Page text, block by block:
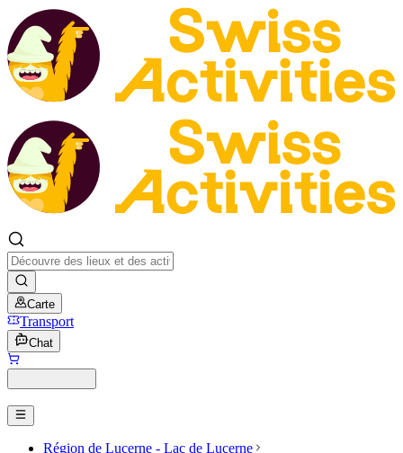
Carte
Transport
Chat
Région de Lucerne - Lac de Lucerne